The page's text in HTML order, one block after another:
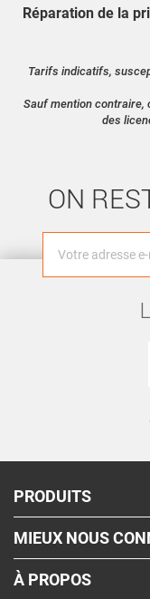
Réparation de la
Tarifs indicatifs,
Sauf mention contraire,
des
ON
PRODUITS
MIEUX NOUS
À PROPOS